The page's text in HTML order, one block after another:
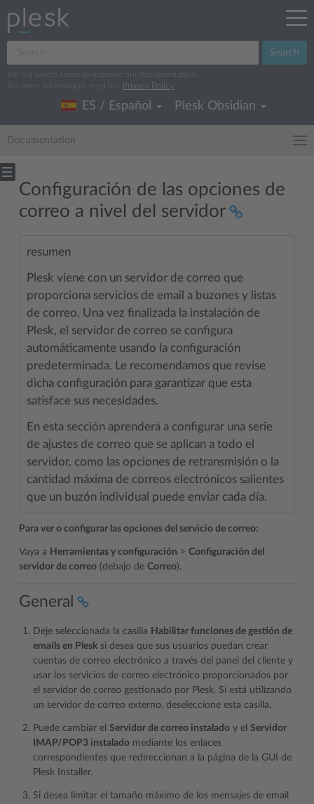
Search
We log search terms to improve our documentation.
For more information, read our
Privacy Policy
ES / Español Plesk Obsidian
Documentation
Configuración de las opciones de
correo a nivel del servidor
resumen
Plesk viene con un servidor de correo que
proporciona servicios de email a buzones y listas
de correo. Una vez finalizada la instalación de
Plesk, el servidor de correo se configura
automáticamente usando la configuración
predeterminada. Le recomendamos que revise
dicha configuración para garantizar que esta
satisface sus necesidades.
En esta sección aprenderá a configurar una serie
de ajustes de correo que se aplican a todo el
servidor, como las opciones de retransmisión o la
cantidad máxima de correos electrónicos salientes
que un buzón individual puede enviar cada día.
Para ver o configurar las opciones del servicio de correo:
Vaya a Herramientas y configuración > Configuración del
servidor de correo (debajo de Correo).
General
Deje seleccionada la casilla Habilitar funciones de gestión de
emails en Plesk si desea que sus usuarios puedan crear
cuentas de correo electrónico a través del panel del cliente y
usar los servicios de correo electrónico proporcionados por
el servidor de correo gestionado por Plesk. Si está utilizando
un servidor de correo externo, deseleccione esta casilla.
Puede cambiar el Servidor de correo instalado y el Servidor
IMAP/POP3 instalado mediante los enlaces
correspondientes que redireccionan a la página de la GUI de
Plesk Installer.
Si desea limitar el tamaño máximo de los mensajes de email